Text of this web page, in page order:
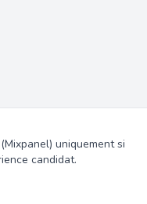
uniquement si
candidat.